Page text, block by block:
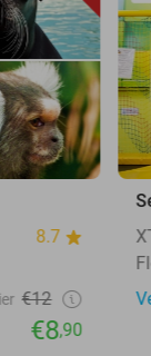
8.7
€12
€8,90